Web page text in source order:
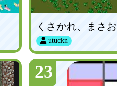
くさかれ、まさお
utuckn
23